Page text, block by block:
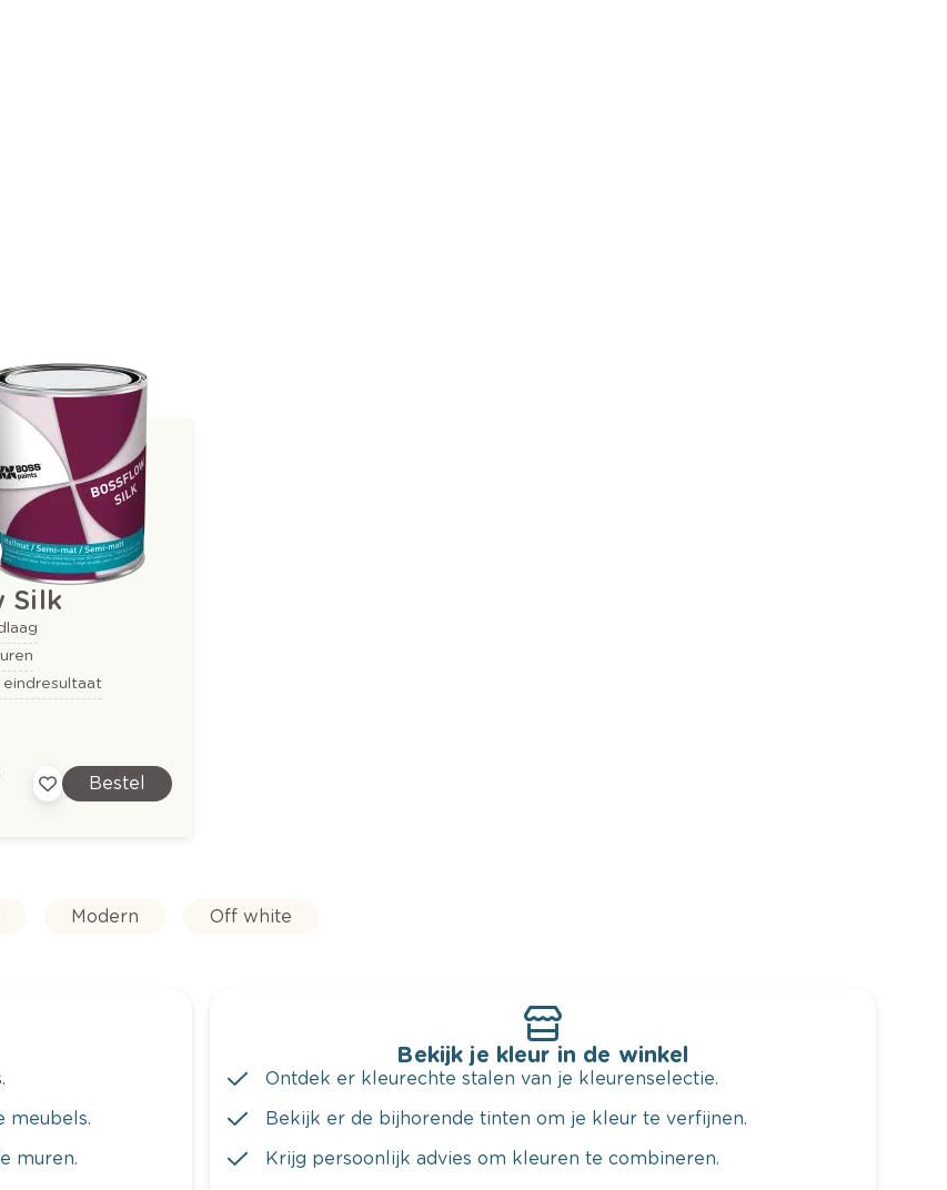
Silk
Bestel
Modern Off white
meubels.
muren.
Bekijk je kleur in de winkel
Ontdek er kleurechte stalen van je kleurenselectie.
Bekijk er de bijhorende tinten om je kleur te verfijnen.
Krijg persoonlijk advies om kleuren te combineren.